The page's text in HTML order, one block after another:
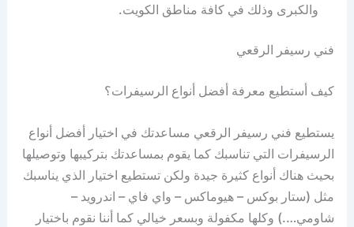
والكبرى وذلك في كافة مناطق الكويت.
فني رسيفر الرقعي
كيف أستطيع معرفة أفضل أنواع الرسيفرات؟
يستطيع فني رسيفر الرقعي مساعدتك في اختيار أفضل أنواع
الرسيفرات التي تناسبك كما يقوم بمساعدتك بتركيبها وتوصيلها
بحيث هناك أنواع كثيرة جيدة ولكن تستطيع اختيار الذي يناسبك
مثل (ستار بوكس – هيوماكس – واي فاي – اندرويد –
شاومي….) وكلها مكفولة وبسعر خيالي كما أننا نقوم باختيار